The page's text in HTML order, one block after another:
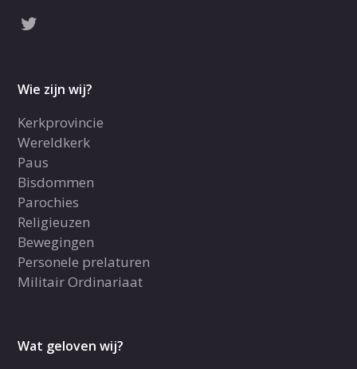
Wie zijn wij?
Kerkprovincie
Wereldkerk
Paus
Bisdommen
Parochies
Religieuzen
Bewegingen
Personele prelaturen
Militair Ordinariaat
Wat geloven wij?